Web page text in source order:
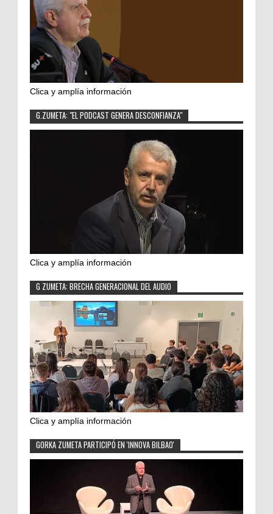
Clica y amplía información
G.ZUMETA: "EL PODCAST GENERA DESCONFIANZA"
Clica y amplía información
G ZUMETA: BRECHA GENERACIONAL DEL AUDIO
Clica y amplía información
GORKA ZUMETA PARTICIPÓ EN 'INNOVA BILBAO'